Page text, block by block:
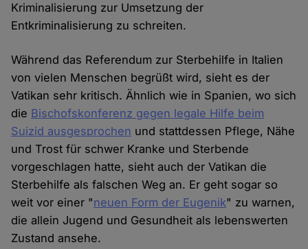
Kriminalisierung zur Umsetzung der
Entkriminalisierung zu schreiten.
Während das Referendum zur Sterbehilfe in Italien
von vielen Menschen begrüßt wird, sieht es der
Vatikan sehr kritisch. Ähnlich wie in Spanien, wo sich
die Bischofskonferenz gegen legale Hilfe beim
Suizid ausgesprochen und stattdessen Pflege, Nähe
und Trost für schwer Kranke und Sterbende
vorgeschlagen hatte, sieht auch der Vatikan die
Sterbehilfe als falschen Weg an. Er geht sogar so
weit vor einer "neuen Form der Eugenik" zu warnen,
die allein Jugend und Gesundheit als lebenswerten
Zustand ansehe.